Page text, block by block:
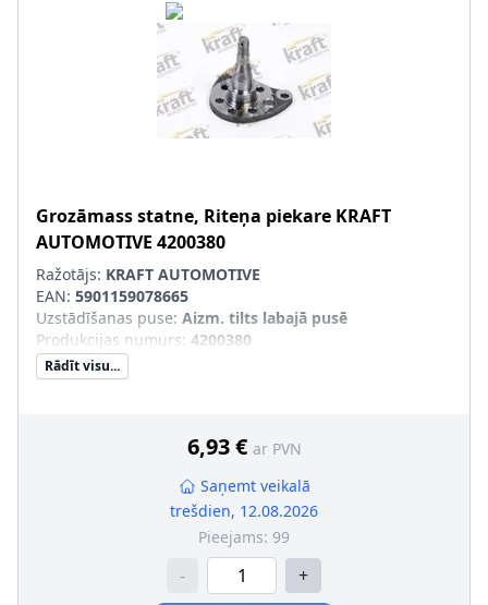
Grozāmass statne, Riteņa piekare KRAFT
AUTOMOTIVE 4200380
Ražotājs: KRAFT AUTOMOTIVE
EAN: 5901159078665
Uzstādīšanas puse: Aizm. tilts labajā pusē
Produkcijas numurs: 4200380
Rādīt visu...
6,93 € ar PVN
Saņemt veikalā
trešdien, 12.08.2026
Pieejams: 99
- +